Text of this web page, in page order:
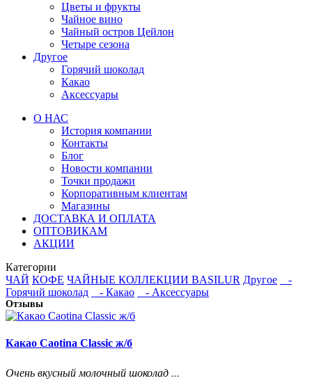
Цветы и фрукты
Чайное вино
Чайный остров Цейлон
Четыре сезона
Другое
Горячий шоколад
Какао
Аксессуары
О НАС
История компании
Контакты
Блог
Новости компании
Точки продажи
Корпоративным клиентам
Магазины
ДОСТАВКА И ОПЛАТА
ОПТОВИКАМ
АКЦИИ
Категории
ЧАЙ КОФЕ ЧАЙНЫЕ КОЛЛЕКЦИИ BASILUR Другое
-
Горячий шоколад
- Какао - Аксессуары
Отзывы
Какао Caotina Classic ж/б
Очень вкусный молочный шоколад ...